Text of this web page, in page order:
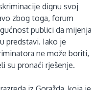
dignu svoj
zbog toga, forum
publici da mijenja
predstavi. Iako je
ne može boriti,
su pronaći rješenje.